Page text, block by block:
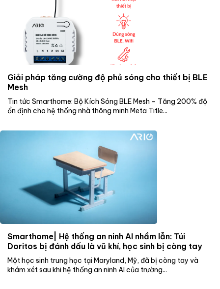
Giải pháp tăng cường độ phủ sóng cho thiết bị BLE
Mesh
Tin tức Smarthome: Bộ Kích Sóng BLE Mesh – Tăng 200% độ
ổn định cho hệ thống nhà thông minh Meta Title...
Smarthome| Hệ thống an ninh AI nhầm lẫn: Túi
Doritos bị đánh dấu là vũ khí, học sinh bị còng tay
Một học sinh trung học tại Maryland, Mỹ, đã bị còng tay và
khám xét sau khi hệ thống an ninh AI của trường...